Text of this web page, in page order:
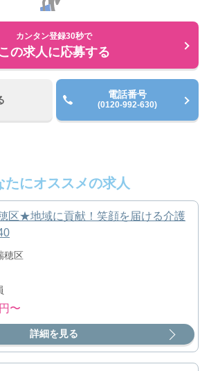
カンタン登録30秒で
この求人に応募する
電話番号
(0120-992-630)
たにオススメの求人
区★地域に貢献！笑顔を届ける介護
穂区
〜
詳細を見る